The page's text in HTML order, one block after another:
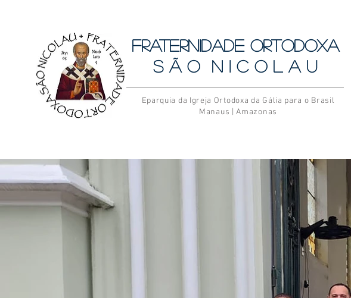
Fraternidade Ortodoxa
S ã o N i c o l a u
Eparquia da Igreja Ortodoxa da Gália para o Brasil
Manaus | Amazonas